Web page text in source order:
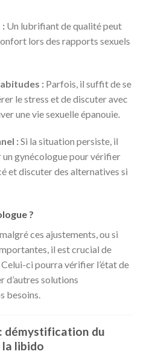
:Un lubrifiant de qualité peut
lors des rapports sexuels
:Parfois, il suffit de se
le stress et de discuter avec
une vie sexuelle épanouie.
:Si la situation persiste, il
gynécologue pour vérifier
et discuter des alternatives si
?
ces ajustements, ou si
il est crucial de
ci pourra vérifier l’état de
solutions
besoins.
démystification du
libido